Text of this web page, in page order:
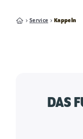
Service Kappeln
DAS